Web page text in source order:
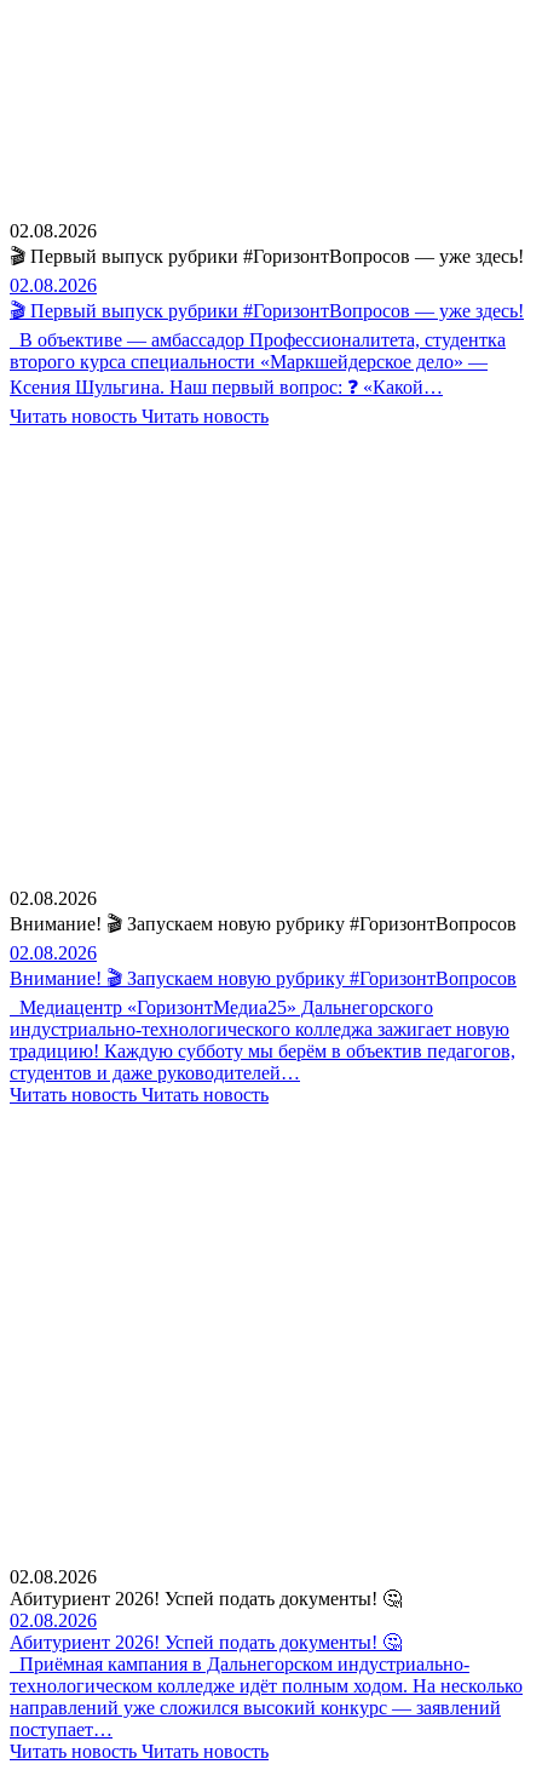
02.08.2026
🎬 Первый выпуск рубрики #ГоризонтВопросов — уже здесь!
02.08.2026
🎬 Первый выпуск рубрики #ГоризонтВопросов — уже здесь!
В объективе — амбассадор Профессионалитета, студентка
второго курса специальности «Маркшейдерское дело» —
Ксения Шульгина. Наш первый вопрос: ❓ «Какой…
Читать новость Читать новость
02.08.2026
Внимание! 🎬 Запускаем новую рубрику #ГоризонтВопросов
02.08.2026
Внимание! 🎬 Запускаем новую рубрику #ГоризонтВопросов
Медиацентр «ГоризонтМедиа25» Дальнегорского
индустриально-технологического колледжа зажигает новую
традицию! Каждую субботу мы берём в объектив педагогов,
студентов и даже руководителей…
Читать новость Читать новость
02.08.2026
Абитуриент 2026! Успей подать документы! 🤔
02.08.2026
Абитуриент 2026! Успей подать документы! 🤔
Приёмная кампания в Дальнегорском индустриально-
технологическом колледже идёт полным ходом. На несколько
направлений уже сложился высокий конкурс — заявлений
поступает…
Читать новость Читать новость